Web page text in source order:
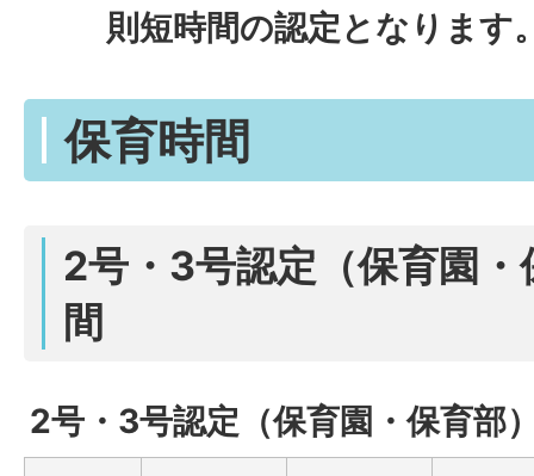
則短時間の認定となります
保育時間
2号・3号認定（保育園
間
2号・3号認定（保育園・保育部